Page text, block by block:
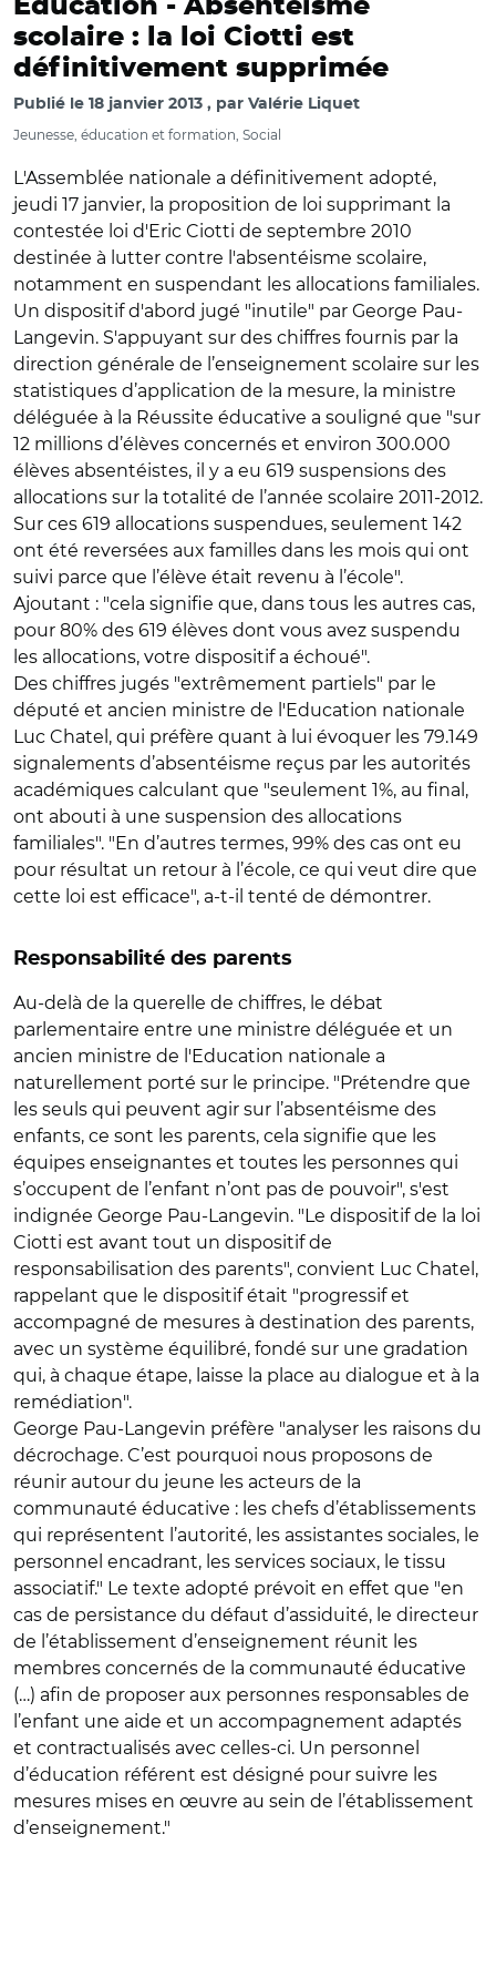
Education -Absentéisme
scolaire : la loi Ciotti est
définitivement supprimée
Publié le 18 janvier 2013 par Valérie Liquet
Jeunesse, éducation et formation, Social
L'Assemblée nationale a définitivement adopté,
jeudi 17 janvier, la proposition de loi supprimant la
contestée loi d'Eric Ciotti de septembre 2010
destinée à lutter contre l'absentéisme scolaire,
notamment en suspendant les allocations familiales.
Un dispositif d'abord jugé "inutile" par George Pau-
Langevin. S'appuyant sur des chiffres fournis par la
direction générale de l’enseignement scolaire sur les
statistiques d’application de la mesure, la ministre
déléguée à la Réussite éducative a souligné que "sur
12 millions d’élèves concernés et environ 300.000
élèves absentéistes, il y a eu 619 suspensions des
allocations sur la totalité de l’année scolaire 2011-2012.
Sur ces 619 allocations suspendues, seulement 142
ont été reversées aux familles dans les mois qui ont
suivi parce que l’élève était revenu à l’école".
Ajoutant : "cela signifie que, dans tous les autres cas,
pour 80% des 619 élèves dont vous avez suspendu
les allocations, votre dispositif a échoué".
Des chiffres jugés "extrêmement partiels" par le
député et ancien ministre de l'Education nationale
Luc Chatel, qui préfère quant à lui évoquer les 79.149
signalements d’absentéisme reçus par les autorités
académiques calculant que "seulement 1%, au final,
ont abouti à une suspension des allocations
familiales". "En d’autres termes, 99% des cas ont eu
pour résultat un retour à l’école, ce qui veut dire que
cette loi est efficace", a-t-il tenté de démontrer.
Responsabilité des parents
Au-delà de la querelle de chiffres, le débat
parlementaire entre une ministre déléguée et un
ancien ministre de l'Education nationale a
naturellement porté sur le principe. "Prétendre que
les seuls qui peuvent agir sur l’absentéisme des
enfants, ce sont les parents, cela signifie que les
équipes enseignantes et toutes les personnes qui
s’occupent de l’enfant n’ont pas de pouvoir", s'est
indignée George Pau-Langevin. "Le dispositif de la loi
Ciotti est avant tout un dispositif de
responsabilisation des parents", convient Luc Chatel,
rappelant que le dispositif était "progressif et
accompagné de mesures à destination des parents,
avec un système équilibré, fondé sur une gradation
qui, à chaque étape, laisse la place au dialogue et à la
remédiation".
George Pau-Langevin préfère "analyser les raisons du
décrochage. C’est pourquoi nous proposons de
réunir autour du jeune les acteurs de la
communauté éducative : les chefs d’établissements
qui représentent l’autorité, les assistantes sociales, le
personnel encadrant, les services sociaux, le tissu
associatif." Le texte adopté prévoit en effet que "en
cas de persistance du défaut d’assiduité, le directeur
de l’établissement d’enseignement réunit les
membres concernés de la communauté éducative
(…) afin de proposer aux personnes responsables de
l’enfant une aide et un accompagnement adaptés
et contractualisés avec celles-ci. Un personnel
d’éducation référent est désigné pour suivre les
mesures mises en œuvre au sein de l’établissement
d’enseignement."